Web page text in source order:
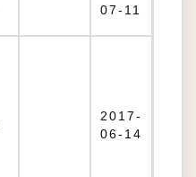
07-11
2017-
06-14